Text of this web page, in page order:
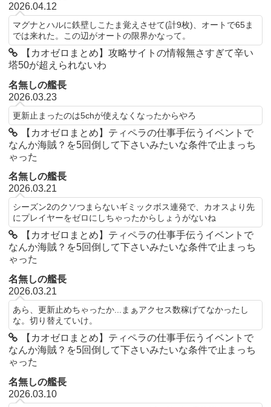
2026.04.12
マグナとハルに鉄壁しこたま覚えさせて(計9枚)、オートで65ま
では来れた。この辺がオートの限界かなって。
【カオゼロまとめ】攻略サイトの情報無さすぎて辛い
塔50が超えられないわ
名無しの艦長
2026.03.23
更新止まったのは5chが使えなくなったからやろ
【カオゼロまとめ】ティペラの仕事手伝うイベントで
なんか海賊？を5回倒して下さいみたいな条件で止まっち
ゃった
名無しの艦長
2026.03.21
シーズン2のクソつまらないギミックボス連発で、カオスより先
にプレイヤーをゼロにしちゃったからしょうがないね
【カオゼロまとめ】ティペラの仕事手伝うイベントで
なんか海賊？を5回倒して下さいみたいな条件で止まっち
ゃった
名無しの艦長
2026.03.21
あら、更新止めちゃったか...まぁアクセス数稼げてなかったし
な。切り替えていけ。
【カオゼロまとめ】ティペラの仕事手伝うイベントで
なんか海賊？を5回倒して下さいみたいな条件で止まっち
ゃった
名無しの艦長
2026.03.10